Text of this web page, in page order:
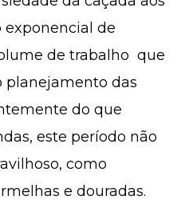
exponencial de
de trabalho  que
planejamento das
do que
este período não
como
e douradas.